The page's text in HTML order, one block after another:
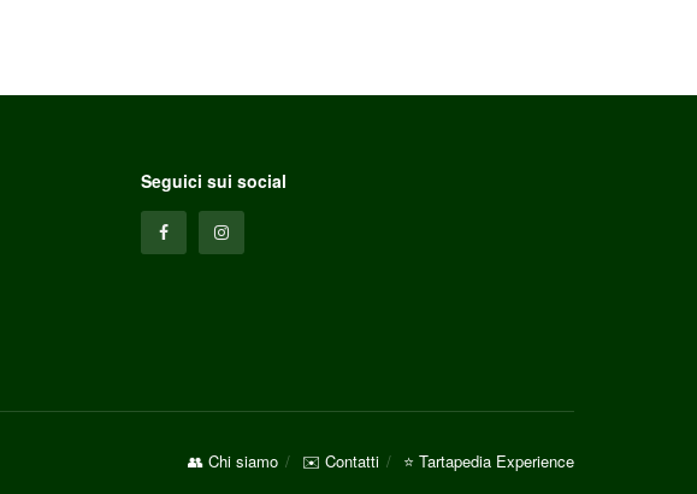
Seguici sui social
👥 Chi siamo ✉️ Contatti ⭐ Tartapedia Experience